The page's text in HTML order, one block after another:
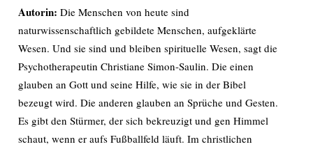
Autorin: Die Menschen von heute sind
naturwissenschaftlich gebildete Menschen, aufgeklärte
Wesen. Und sie sind und bleiben spirituelle Wesen, sagt die
Psychotherapeutin Christiane Simon-Saulin. Die einen
glauben an Gott und seine Hilfe, wie sie in der Bibel
bezeugt wird. Die anderen glauben an Sprüche und Gesten.
Es gibt den Stürmer, der sich bekreuzigt und gen Himmel
schaut, wenn er aufs Fußballfeld läuft. Im christlichen